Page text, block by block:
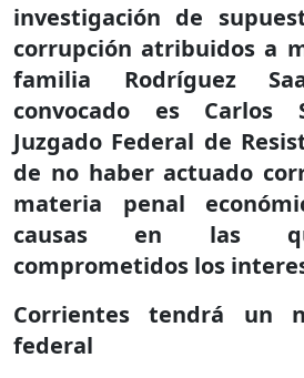
investigación de
corrupción atribuidos a
familia Rodríguez
convocado es Carlos
Juzgado Federal de
de no haber actuado
materia penal
causas en las
comprometidos los
Corrientes tendrá un
federal